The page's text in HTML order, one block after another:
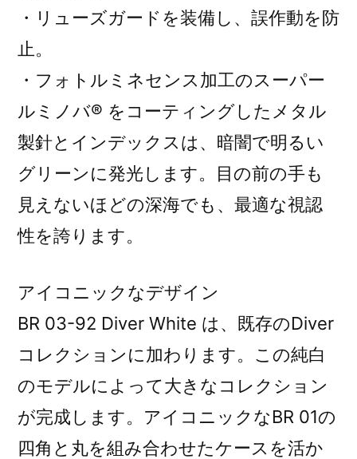
・リューズガードを装備し、誤作動を防
止。
・フォトルミネセンス加工のスーパー
ルミノバ® をコーティングしたメタル
製針とインデックスは、暗闇で明るい
グリーンに発光します。目の前の手も
見えないほどの深海でも、最適な視認
性を誇ります。
アイコニックなデザイン
BR 03-92 Diver White は、既存のDiver
コレクションに加わります。この純白
のモデルによって大きなコレクション
が完成します。アイコニックなBR 01の
四角と丸を組み合わせたケースを活か